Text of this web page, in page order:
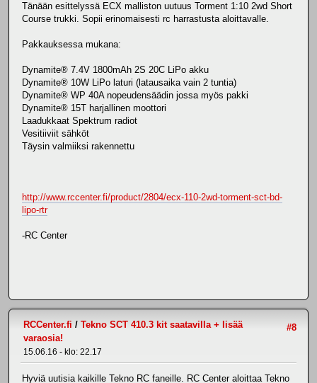
Tänään esittelyssä ECX malliston uutuus Torment 1:10 2wd Short
Course trukki. Sopii erinomaisesti rc harrastusta aloittavalle.
Pakkauksessa mukana:
Dynamite® 7.4V 1800mAh 2S 20C LiPo akku
Dynamite® 10W LiPo laturi (latausaika vain 2 tuntia)
Dynamite® WP 40A nopeudensäädin jossa myös pakki
Dynamite® 15T harjallinen moottori
Laadukkaat Spektrum radiot
Vesitiiviit sähköt
Täysin valmiiksi rakennettu
http://www.rccenter.fi/product/2804/ecx-110-2wd-torment-sct-bd-
lipo-rtr
-RC Center
#8
RCCenter.fi / Tekno SCT 410.3 kit saatavilla + lisää
varaosia!
15.06.16 - klo: 22.17
Hyviä uutisia kaikille Tekno RC faneille. RC Center aloittaa Tekno